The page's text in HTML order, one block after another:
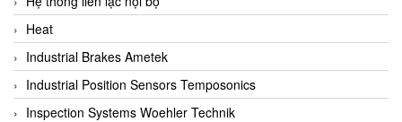
AT2E
ATC Pneumatic
ATEX System
ATI - IA
Heat
Industrial Brakes Ametek
Industrial Position Sensors Temposonics
Inspection Systems Woehler Technik